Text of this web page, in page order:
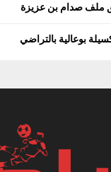
ملف صدام بن عزيزة
بوعالية بالتراضي